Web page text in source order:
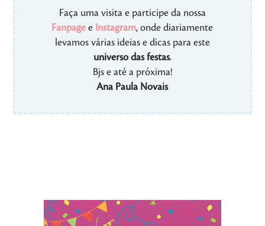
Faça uma visita e participe da nossa
Fanpage e Instagram, onde diariamente
levamos várias ideias e dicas para este
universo das festas.
Bjs e até a próxima!
Ana Paula Novais